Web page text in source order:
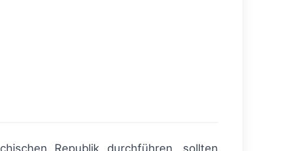
Republik durchführen, sollten